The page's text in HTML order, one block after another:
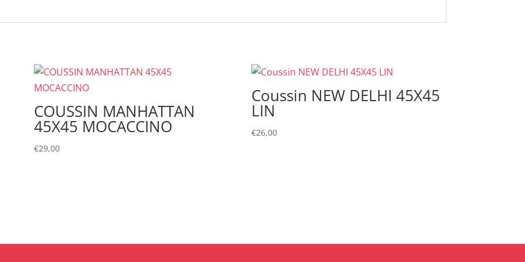
COUSSIN MANHATTAN
45X45 MOCACCINO
€29,00
Coussin NEW DELHI 45X45
LIN
€26,00